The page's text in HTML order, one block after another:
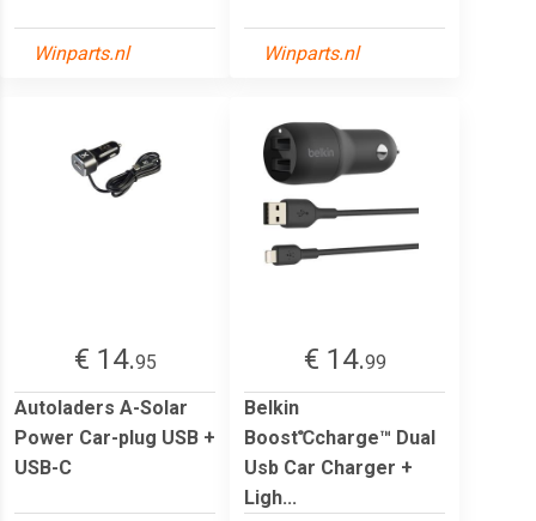
Winparts.nl Winparts.nl
€ 14.95
Autoladers A-Solar
Power Car-plug USB +
USB-C
€ 14.99
Belkin
Boost℃charge™ Dual
Usb Car Charger +
Ligh...